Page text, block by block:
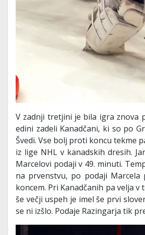
V zadnji tretjini je bila igra znova
edini zadeli Kanadčani, ki so po
Švedi. Vse bolj proti koncu tekme
iz lige NHL v kanadskih dresih.
Marcelovi podaji v 49. minuti.
na prvenstvu, po podaji
koncem. Pri Kanadčanih pa velja
še večji uspeh je imel še prvi
se ni izšlo. Podaje Razingarja tik